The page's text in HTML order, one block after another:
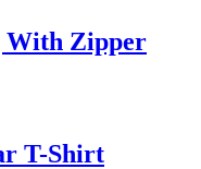
With Zipper
T-Shirt